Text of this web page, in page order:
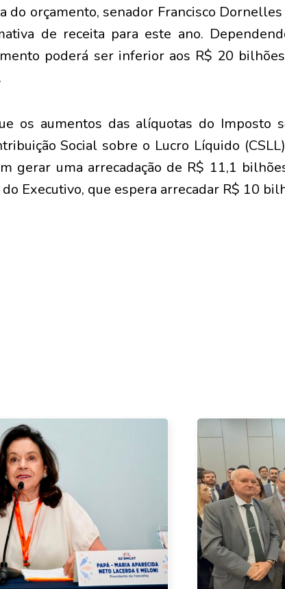
orçamento, senador Francisco Dornelles
de receita para este ano.
poderá ser inferior aos R$ 20
os aumentos das alíquotas do Imposto
Social sobre o Lucro Líquido
gerar uma arrecadação de R$ 11,1
Executivo, que espera arrecadar R$ 10